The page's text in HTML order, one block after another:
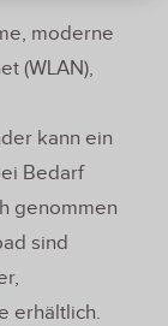
moderne
(WLAN),
kann ein
Bedarf
genommen
sind
erhältlich.